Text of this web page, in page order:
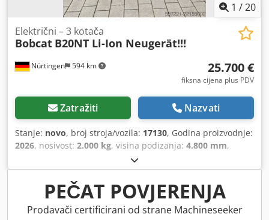
1 /20
Nürtingen 594 km
Električni – 3 kotača
Bobcat B20NT Li-Ion Neugerät!!!
25.700 €
fiksna cijena plus PDV
Zatražiti Nazvati
Stanje: novo, broj stroja/vozila: 17130, Godina proizvodnje:
2026, nosivost: 2.000 kg, visina podizanja: 4.800 mm,
, težište tereta:
goriva:električni, vrsta jarbola:triplex, građevinska visina:
2.215 mm , napon baterije: 51,2 V, duljina vilica:1.200 mm
veličina prednje gume:
200/50-10 non-marking , veličina
stražnje gume:16x6-8 non marking, ukupna masa:3.790
PEČAT POVJERENJA
Prodavači certificirani od strane Machineseeker